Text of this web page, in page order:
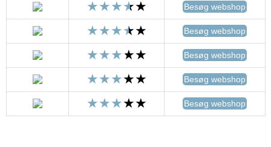
Besøg webshop
Besøg webshop
Besøg webshop
Besøg webshop
Besøg webshop